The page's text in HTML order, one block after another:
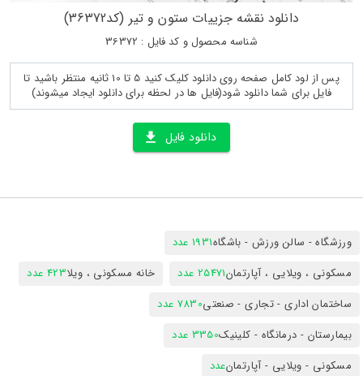
دانلود نقشه جزییات ستون و تیر (کد36372)
شناسه محصول و کد فایل : 36372
پس از لود کامل صفحه روی دانلود کلیک کنید 5 تا 10 ثانیه منتظر باشید تا
فایل برای شما دانلود شود(فایل ها در لحظه برای دانلود ایجاد میشوند)
دانلود فایل
ورزشگاه - سالن ورزش - باشگاه1931 عدد
مسکونی ، ویلایی ، آپارتمان25471 عدد خانه مسکونی ، ویلا423 عدد
ساختمان اداری - تجاری - صنعتی7830 عدد
بیمارستان - درمانگاه - کلینیک3350 عدد
مسکونی - ویلایی - آپارتمانعدد